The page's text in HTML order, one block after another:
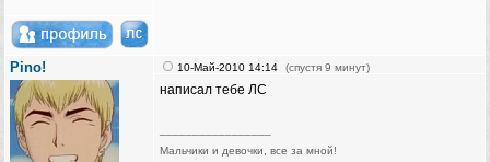
Pino! 10-Май-2010 14:14 (спустя 9 минут)
написал тебе ЛС
Мальчики и девочки, все за мной!